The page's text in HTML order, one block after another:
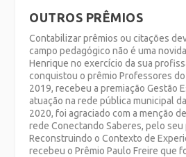
OUTROS PRÊMIOS
Contabilizar prêmios ou citações
campo pedagógico não é uma
Henrique no exercício da sua
conquistou o prêmio Professores do
2019, recebeu a premiação Gestão
atuação na rede pública municipal
2020, foi agraciado com a menção
rede Conectando Saberes, pelo
Reconstruindo o Contexto de
recebeu o Prêmio Paulo Freire que